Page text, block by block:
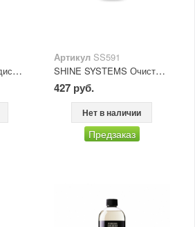
SONAX Очиститель дисков "Колесный Зверь" Felgen Beast 1л
Артикул SS591
SHINE SYSTEMS Очиститель резины и колес Tire&Wheel Cleaner 900 мл
427 руб.
Нет в наличии
Предзаказ